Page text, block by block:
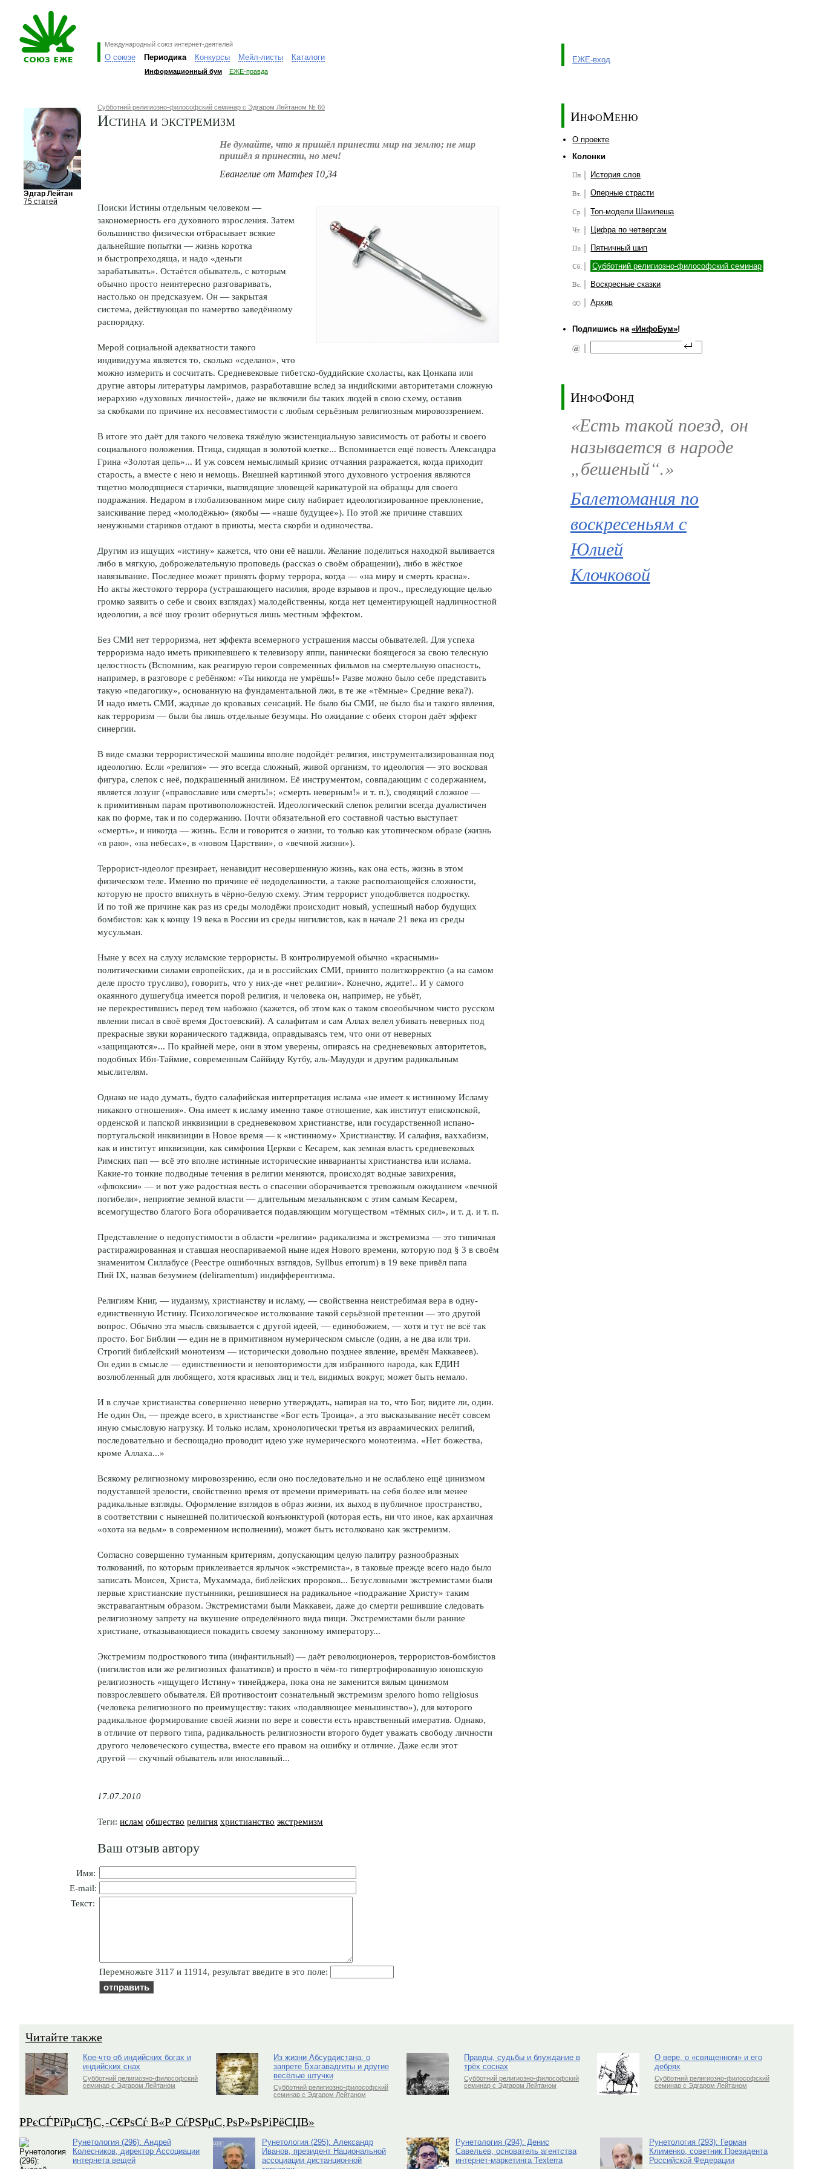
Международный союз интернет-деятелей
О союзе Периодика Конкурсы Мейл-листы Каталоги
Информационный бум ЕЖЕ-правда
ЕЖЕ-вход
Эдгар Лейтан
75 статей
Субботний религиозно-философский семинар с Эдгаром Лейтаном № 60
Истина и экстремизм
Не думайте, что я пришёл принести мир на землю; не мир
пришёл я принести, но меч!
Евангелие от Матфея 10,34
Поиски Истины отдельным человеком —
закономерность его духовного взросления. Затем
большинство физически отбрасывает всякие
дальнейшие попытки — жизнь коротка
и быстропреходяща, и надо «деньги
зарабатывать». Остаётся обыватель, с которым
обычно просто неинтересно разговаривать,
настолько он предсказуем. Он — закрытая
система, действующая по намертво заведённому
распорядку.
Мерой социальной адекватности такого
индивидуума является то, сколько «сделано», что
можно измерить и сосчитать. Средневековые тибетско-буддийские схоласты, как Цонкапа или
другие авторы литературы ламримов, разработавшие вслед за индийскими авторитетами сложную
иерархию «духовных личностей», даже не включили бы таких людей в свою схему, оставив
за скобками по причине их несовместимости с любым серьёзным религиозным мировоззрением.
В итоге это даёт для такого человека тяжёлую экзистенциальную зависимость от работы и своего
социального положения. Птица, сидящая в золотой клетке... Вспоминается ещё повесть Александра
Грина «Золотая цепь»... И уж совсем немыслимый кризис отчаяния разражается, когда приходит
старость, а вместе с нею и немощь. Внешней картинкой этого духовного устроения являются
тщетно молодящиеся старички, выглядящие зловещей карикатурой на образцы для своего
подражания. Недаром в глобализованном мире силу набирает идеологизированное преклонение,
заискивание перед «молодёжью» (якобы — «наше будущее»). По этой же причине ставших
ненужными стариков отдают в приюты, места скорби и одиночества.
Другим из ищущих «истину» кажется, что они её нашли. Желание поделиться находкой выливается
либо в мягкую, доброжелательную проповедь (рассказ о своём обращении), либо в жёсткое
навязывание. Последнее может принять форму террора, когда — «на миру и смерть красна».
Но акты жестокого террора (устрашающего насилия, вроде взрывов и проч., преследующие целью
громко заявить о себе и своих взглядах) малодейственны, когда нет цементирующей надличностной
идеологии, a всё шоу грозит обернуться лишь местным эффектом.
Без СМИ нет терроризма, нет эффекта всемерного устрашения массы обывателей. Для успеха
терроризма надо иметь прикипевшего к телевизору яппи, панически боящегося за свою телесную
целостность (Вспомним, как реагирую герои современных фильмов на смертельную опасность,
например, в разговоре с ребёнком: «Ты никогда не умрёшь!» Разве можно было себе представить
такую «педагогику», основанную на фундаментальной лжи, в те же «тёмные» Средние века?).
И надо иметь СМИ, жадные до кровавых сенсаций. Не было бы СМИ, не было бы и такого явления,
как терроризм — были бы лишь отдельные безумцы. Нo ожидание с обеих сторон даёт эффект
синергии.
В виде смазки террористической машины вполне подойдёт религия, инструментализированная под
идеологию. Если «религия» — это всегда сложный, живой организм, то идеология — это восковая
фигура, слепок с неё, подкрашенный анилином. Её инструментом, совпадающим с содержанием,
является лозунг («православие или смерть!»; «смерть неверным!» и т. п.), сводящий сложное —
к примитивным парам противоположностей. Идеологический слепок религии всегда дуалистичен
как по форме, так и по содержанию. Почти обязательной его составной частью выступает
«смерть», и никогда — жизнь. Если и говорится о жизни, то только как утопическом образе (жизнь
«в раю», «на небесах», в «новом Царствии», о «вечной жизни»).
Террорист-идеолог презирает, ненавидит несовершенную жизнь, как она есть, жизнь в этом
физическом теле. Именно по причине её недоделанности, а также расползающейся сложности,
которую не просто впихнуть в чёрно-белую схему. Этим террорист уподобляется подростку.
И по той же причине как раз из среды молодёжи происходит новый, успешный набор будущих
бомбистов: как к концу 19 века в России из среды нигилистов, как в начале 21 века из среды
мусульман.
Ныне у всех на слуху исламские террористы. В контролируемой обычно «красными»
политическими силами европейских, да и в российских СМИ, принято политкорректно (а на самом
деле просто трусливо), говорить, что у них-де «нет религии». Конечно, ждите!.. И у самого
окаянного душегубца имеется порой религия, и человека он, например, не убьёт,
не перекрестившись перед тем набожно (кажется, об этом как о таком своеобычном чисто русском
явлении писал в своё время Достоевский). А салафитам и сам Аллах велел убивать неверных под
прекрасные звуки коранического таджвида, оправдываясь тем, что они от неверных
«защищаются»... По крайней мере, они в этом уверены, опираясь на средневековых авторитетов,
подобных Ибн-Таймие, современным Саййиду Кутбу, аль-Маудуди и другим радикальным
мыслителям.
Однако не надо думать, будто салафийская интерпретация ислама «не имеет к истинному Исламу
никакого отношения». Она имеет к исламу именно такое отношение, как институт епископской,
орденской и папской инквизиции в средневековом христианстве, или государственной испано-
португальской инквизиции в Новое время — к «истинному» Христианству. И салафия, ваххабизм,
как и институт инквизиции, как симфония Церкви с Кесарем, как земная власть средневековых
Римских пап — всё это вполне истинные исторические инварианты христианства или ислама.
Какие-то тонкие подводные течения в религии меняются, происходят водные завихрения,
«флюксии» — и вот уже радостная весть о спасении оборачивается тревожным ожиданием «вечной
погибели», неприятие земной власти — длительным мезальянском с этим самым Кесарем,
всемогущество благого Бога оборачивается подавляющим могуществом «тёмных сил», и т. д. и т. п.
Представление о недопустимости в области «религии» радикализма и экстремизма — это типичная
растиражированная и ставшая неоспариваемой ныне идея Нового времени, которую под § 3 в своём
знаменитом Силлабусе (Реестре ошибочных взглядов, Syllbus errorum) в 19 веке привёл папа
Пий IX, назвав безумием (deliramentum) индифферентизма.
Религиям Книг, — иудаизму, христианству и исламу, — свойственна неистребимая вера в одну-
единственную Истину. Психологическое истолкование такой серьёзной претензии — это другой
вопрос. Обычно эта мысль связывается с другой идеей, — единобожием, — хотя и тут не всё так
просто. Бог Библии — един не в примитивном нумерическом смысле (один, а не два или три.
Строгий библейский монотеизм — исторически довольно позднее явление, времён Маккавеев).
Он един в смысле — единственности и неповторимости для избранного народа, как ЕДИН
возлюбленный для любящего, хотя красивых лиц и тел, видимых вокруг, может быть немало.
И в случае христианства совершенно неверно утверждать, напирая на то, что Бог, видите ли, один.
Не один Он, — прежде всего, в христианстве «Бог есть Троица», а это высказывание несёт совсем
иную смысловую нагрузку. И только ислам, хронологически третья из авраамических религий,
последовательно и беспощадно проводит идею уже нумерического монотеизма. «Нет божества,
кроме Аллаха...»
Всякому религиозному мировоззрению, если оно последовательно и не ослаблено ещё цинизмом
подуставшей зрелости, свойственно время от времени примеривать на себя более или менее
радикальные взгляды. Оформление взглядов в образ жизни, их выход в публичное пространство,
в соответствии с нынешней политической конъюнктурой (которая есть, ни что иное, как архаичная
«охота на ведьм» в современном исполнении), может быть истолковано как экстремизм.
Согласно совершенно туманным критериям, допускающим целую палитру разнообразных
толкований, по которым приклеивается ярлычок «экстремиста», в таковые прежде всего надо было
записать Моисея, Христа, Мухаммада, библейских пророков... Безусловными экстремистами были
первые христианские пустынники, решившиеся на радикальное «подражание Христу» таким
экстравагантным образом. Экстремистами были Маккавеи, даже до смерти решившие следовать
религиозному запрету на вкушение определённого вида пищи. Экстремистами были ранние
христиане, отказывающиеся покадить своему законному императору...
Экстремизм подросткового типа (инфантильный) — даёт революционеров, террористов-бомбистов
(нигилистов или же религиозных фанатиков) и просто в чём-то гипертрофированную юношскую
религиозность «ищущего Истину» тинейджера, пока она не заменится вялым цинизмом
повзрослевшего обывателя. Ей противостоит сознательный экстремизм зрелого homo religiosus
(человека религиозного по преимуществу: таких «подавляющее меньшинство»), для которого
радикальное формирование своей жизни по вере и совести есть нравственный имератив. Однако,
в отличие от первого типа, радикальность религиозности второго будет уважать свободу личности
другого человеческого существа, вместе его правом на ошибку и отличие. Даже если этот
другой — скучный обыватель или инославный...
17.07.2010
Теги: ислам общество религия христианство экстремизм
Ваш отзыв автору
Имя:
E-mail:
Текст:
Пepeмнoжьтe 3117 и 11914, результат введите в это поле:
ИнфоМеню
О проекте
Колонки
История слов
Оперные страсти
Топ-модели Шакипеша
Цифра по четвергам
Пятничный шип
Субботний религиозно-философский семинар
Воскресные сказки
Архив
Подпишись на«ИнфоБум»!
ИнфоФонд
«Есть такой поезд, он
называется в народе
„бешеный“.»
Балетомания по
воскресеньям с
Юлией
Клочковой
Читайте также
Кое-что об индийских богах и
индийских снах
Субботний религиозно-философский
семинар с Эдгаром Лейтаном
Из жизни Абсурдистана: о
запрете Бхагавадгиты и другие
весёлые штучки
Субботний религиозно-философский
семинар с Эдгаром Лейтаном
Правды, судьбы и блуждание в
трёх соснах
Субботний религиозно-философский
семинар с Эдгаром Лейтаном
О вере, о «священном» и его
дебрях
Субботний религиозно-философский
семинар с Эдгаром Лейтаном
Р­РєСЃРїРµСЂС‚-С€РѕСѓ В«Р СѓРЅРµС‚РѕР»РѕРіРёСЏВ»
Рунетология (296): Андрей
Колесников, директор Ассоциации
интернета вещей
Рунетология (295): Александр
Иванов, президент Национальной
ассоциации дистанционной
Рунетология (294): Денис
Савельев, основатель агентства
интернет-маркетинга Texterra
Рунетология (293): Герман
Клименко, советник Президента
Российской Федерации